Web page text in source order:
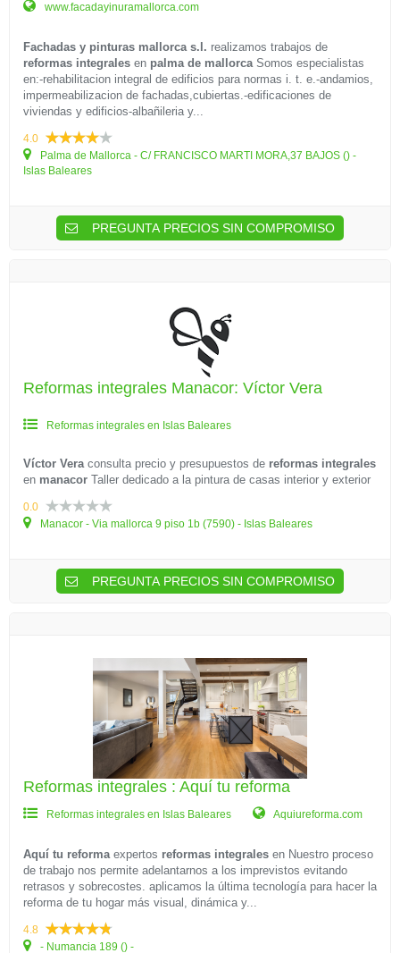
www.facadayinuramallorca.com
Fachadas y pinturas mallorca s.l. realizamos trabajos de
reformas integrales en palma de mallorcaSomos especialistas
en:-rehabilitacion integral de edificios para normas i. t. e.-andamios,
impermeabilizacion de fachadas,cubiertas.-edificaciones de
viviendas y edificios-albañileria y...
4.0
Palma de Mallorca - C/ FRANCISCO MARTI MORA,37 BAJOS () -
Islas Baleares
PREGUNTA PRECIOS SIN COMPROMISO
Reformas integrales Manacor: Víctor Vera
Reformas integrales en Islas Baleares
Víctor Veraconsulta precio y presupuestos de reformas integrales
en manacor Taller dedicado a la pintura de casas interior y exterior
0.0
Manacor - Via mallorca 9 piso 1b (7590) - Islas Baleares
PREGUNTA PRECIOS SIN COMPROMISO
Reformas integrales : Aquí tu reforma
Reformas integrales en Islas Baleares Aquiureforma.com
Aquí tu reformaexpertos reformas integrales en Nuestro proceso
de trabajo nos permite adelantarnos a los imprevistos evitando
retrasos y sobrecostes. aplicamos la última tecnología para hacer la
reforma de tu hogar más visual, dinámica y...
4.8
- Numancia 189 () -